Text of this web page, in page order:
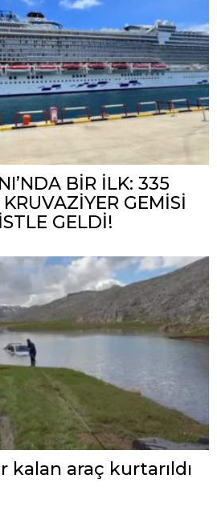
BİR İLK: 335
GEMİSİ
GELDİ!
araç kurtarıldı